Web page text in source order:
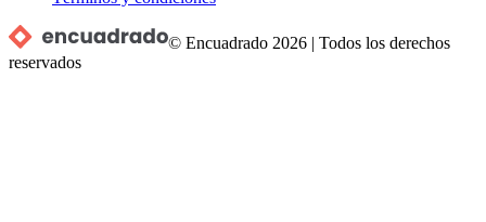
© Encuadrado 2026 |Todos los derechos
reservados